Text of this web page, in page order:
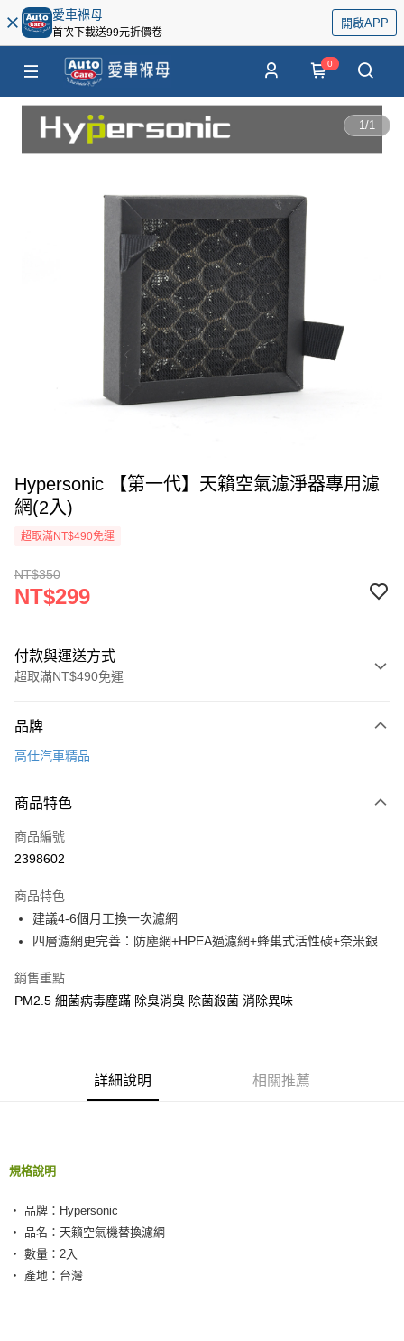
愛車褓母
首次下載送99元折價卷
開啟APP
0
1/1
Hypersonic 【第一代】天籟空氣濾淨器專用濾
網(2入)
超取滿NT$490免運
NT$350
NT$299
付款與運送方式
超取滿NT$490免運
信用卡一次付款
3 期 0 利率 每期
合作金庫商業銀行
上海商業儲蓄銀行
臺灣中小企業銀行
匯豐（台灣）商業銀行
聯邦商業銀行
遠東國際商業銀行
玉山商業銀行
台新國際商業銀行
中國信託商業銀行
超商取貨付款
LINE Pay
Apple Pay
街口支付
Google Pay
【關於「AFTEE先享後付」】
１．於結帳方式選擇「AFTEE先享後付」後，將跳轉至「AFTEE先享後付」
２．訂單成立數日內，您將收到繳費通知簡訊。
３．收到繳費通知簡訊後14天內，點擊此簡訊中的連結，可透過四大超商／
ATM／網路銀行／等多元方式進行付款，方視為交易完成。
全家付款取貨
付款後全家取貨
每筆NT$55，滿NT$490(含以上)免運費
離島取貨加價40元
品牌
高仕汽車精品
商品特色
商品編號
2398602
商品特色
建議4-6個月工換一次濾網
四層濾網更完善：防塵網+HPEA過濾網+蜂巢式活性碳+奈米銀
銷售重點
PM2.5 細菌病毒塵蹣 除臭消臭 除菌殺菌 消除異味
詳細說明 相關推薦
規格說明
‧ 品牌：Hypersonic
‧ 品名：天籟空氣機替換濾網
‧ 數量：2入
‧ 產地：台灣